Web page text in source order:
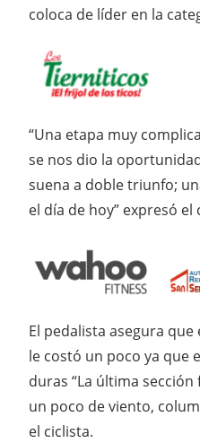
coloca de líder en la
“Una etapa muy
se nos dio la
suena a doble triunfo;
el día de hoy” expresó
El pedalista asegura
le costó un poco ya que
duras “La última
un poco de viento,
el ciclista.